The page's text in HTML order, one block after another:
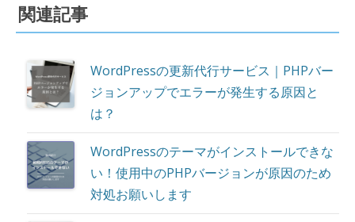
関連記事
WordPressの更新代行サービス｜PHPバー
ジョンアップでエラーが発生する原因と
は？
WordPressのテーマがインストールできな
い！使用中のPHPバージョンが原因のため
対処お願いします